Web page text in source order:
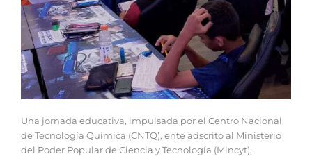
Una jornada educativa, impulsada por el Centro Nacional
de Tecnología Química (CNTQ), ente adscrito al Ministerio
del Poder Popular de Ciencia y Tecnología (Mincyt),